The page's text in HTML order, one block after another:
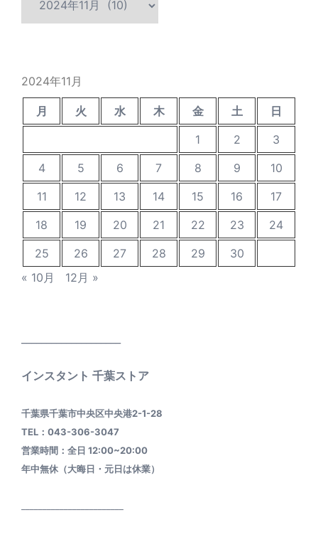
2024年11月
月 火 水 木 金 土
日
1
2
3
4
5 6 7 8 9
10
11
12 13 14 15 16
17
18
19 20 21 22 23
24
25
26 27 28 29
30
« 10月
12月 »
インスタント 千葉ストア
千葉県千葉市中央区中央港2-1-28
TEL：043-306-3047
営業時間：全日 12:00~20:00
年中無休（大晦日・元日は休業）